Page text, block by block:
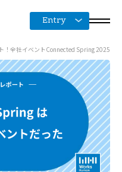
Entry
！全社イベントConnected Spring 2025